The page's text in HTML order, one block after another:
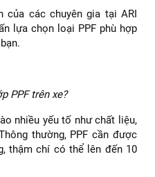
Chi…
Dán PPF xe Mitsubishi
việc bảo vệ sơn xe khỏi các